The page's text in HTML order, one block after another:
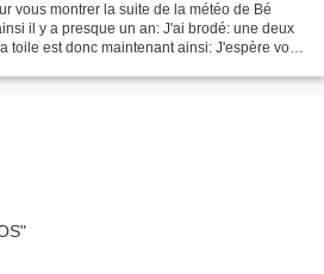
vous montrer la suite de la météo de Bé
il y a presque un an: J'ai brodé: une deux
toile est donc maintenant ainsi: J'espère vous